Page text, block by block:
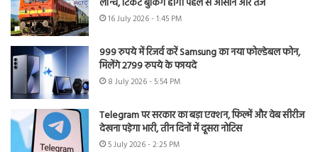
16 July 2026 - 1:45 PM
999 रुपये में रिजर्व करें Samsung का नया फोल्डेबल फोन,
मिलेंगे 2799 रुपये के फायदे
8 July 2026 - 5:54 PM
Telegram पर सरकार का बड़ा एक्शन, फिल्में और वेब सीरीज
देखना पड़ेगा भारी, तीन दिनों में दूसरा नोटिस
5 July 2026 - 2:25 PM